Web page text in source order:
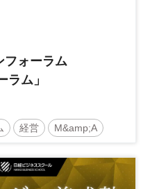
フォーラム
ラム」
経営 M&amp;A